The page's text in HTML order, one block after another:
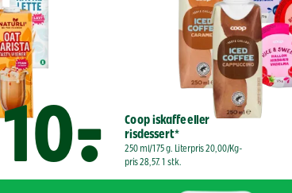
10,-
Coop iskaffe eller
risdessert*
250 ml/175 g. Literpris 20,00/Kg-
pris 28,57. 1 stk.